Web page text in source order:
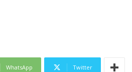
WhatsApp Twitter